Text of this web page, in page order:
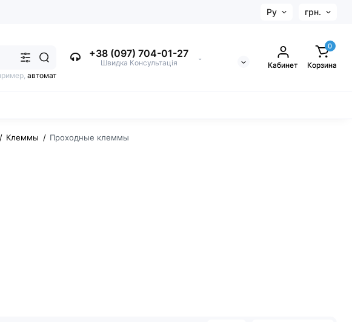
Ру грн.
автомат
+38 (097) 704-01-27
Швидка Консультація
⌄
Кабинет
0
Корзина
Клеммы Проходные клеммы